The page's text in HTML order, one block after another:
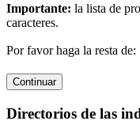
Importante: la lista de
caracteres.
Por favor haga la resta
Continuar
Directorios de las